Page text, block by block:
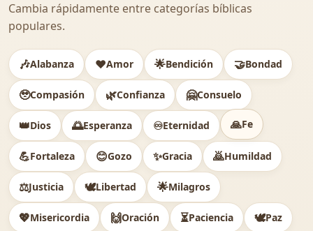
Cambia rápidamente entre categorías bíblicas
populares.
🎶Alabanza ❤️Amor 🌟Bendición 🤝Bondad
🥹Compasión 🌿Confianza 🤗Consuelo
👑Dios 🌅Esperanza ♾️Eternidad 🙏Fe
💪Fortaleza 😊Gozo ✨Gracia 🙇Humildad
⚖️Justicia 🕊Libertad 🌟Milagros
💖Misericordia 🙌Oración ⏳Paciencia 🕊️Paz